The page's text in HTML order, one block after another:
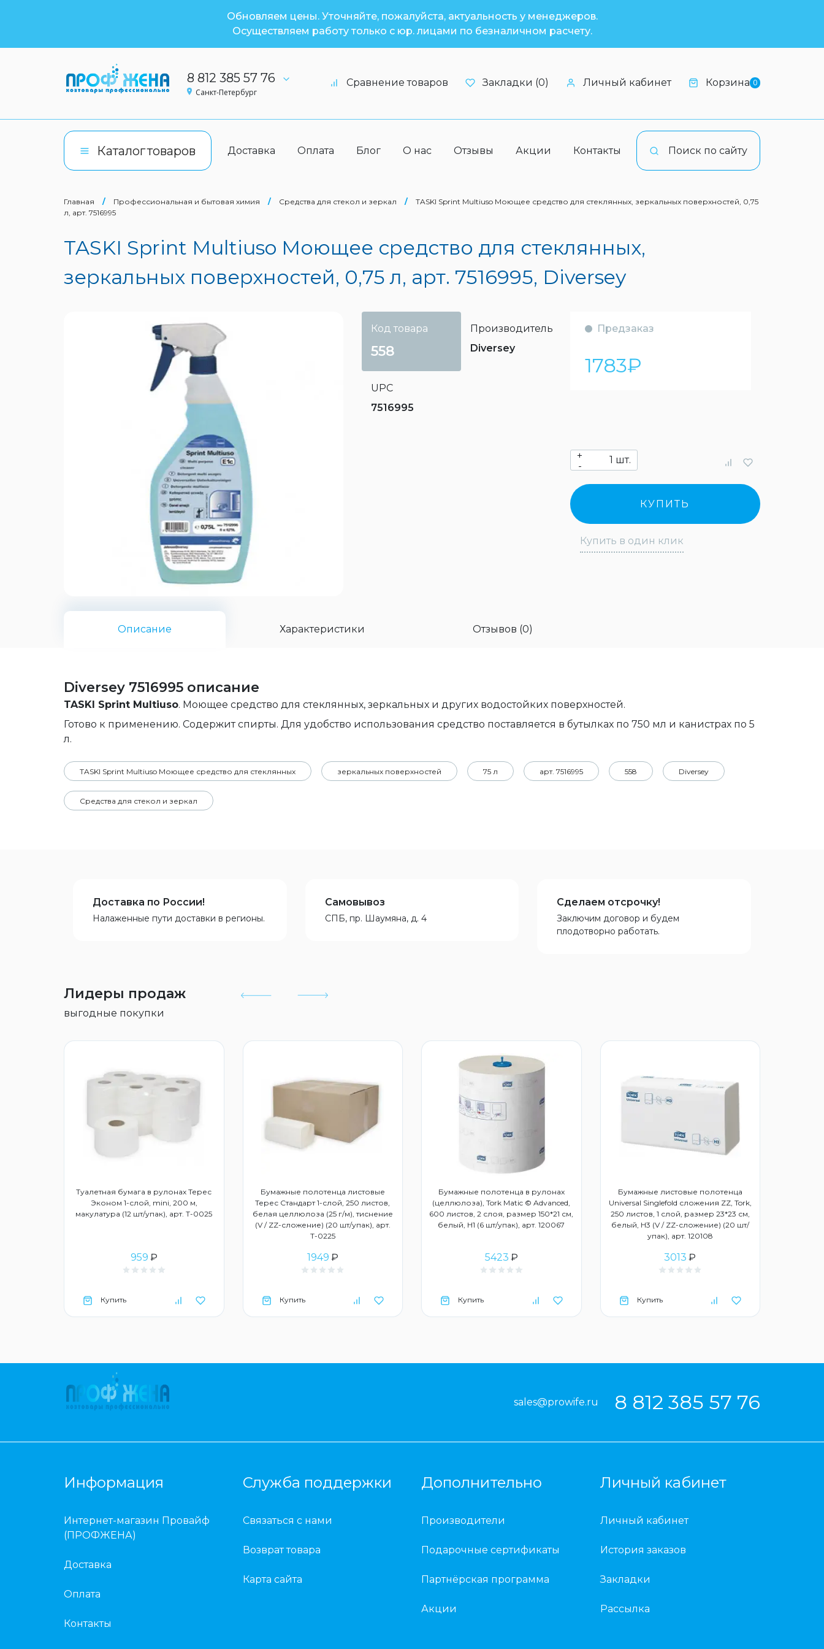
Обновляем цены. Уточняйте, пожалуйста, актуальность у менеджеров.
Осуществляем работу только с юр. лицами по безналичном расчету.
8 812 385 57 76
Санкт-Петербург
Сравнение товаров Закладки (0) Личный кабинет Корзина 0
Поиск по сайту
Каталогтоваров Доставка Оплата Блог О нас Отзывы Акции Контакты
Главная / Профессиональная и бытовая химия / Средства для стекол и зеркал /
TASKI Sprint Multiuso Моющее средство для стеклянных, зеркальных поверхностей, 0,75
л, арт. 7516995
TASKI Sprint Multiuso Моющее средство для стеклянных,
зеркальных поверхностей, 0,75 л, арт. 7516995, Diversey
Код товара
558
Производитель
Diversey
UPC
7516995
Предзаказ
1783₽
+
-
шт.
КУПИТЬ
Купить в один клик
Описание Характеристики Отзывов (0)
Diversey 7516995 описание
TASKI Sprint Multiuso. Моющее средство для стеклянных, зеркальных и других водостойких поверхностей.
Готово к применению. Содержит спирты. Для удобство использования средство поставляется в бутылках по 750 мл и канистрах по 5
л.
TASKI Sprint Multiuso Моющее средство для стеклянных зеркальных поверхностей 75 л арт. 7516995 558 Diversey
Средства для стекол и зеркал
Доставка по России!
Налаженные пути доставки в регионы.
Самовывоз
СПБ, пр. Шаумяна, д. 4
Сделаем отсрочку!
Заключим договор и будем
плодотворно работать.
Лидеры продаж
выгодные покупки
Туалетная бумага в рулонах Терес
Эконом 1-слой, mini, 200 м,
макулатура (12 шт/упак), арт. Т-0025
959 ₽
Купить
Бумажные полотенца листовые
Терес Стандарт 1-слой, 250 листов,
белая целлюлоза (25 г/м), тиснение
(V / ZZ-сложение) (20 шт/упак), арт.
Т-0225
1949 ₽
Купить
Бумажные полотенца в рулонах
(целлюлоза), Tork Matic © Advanced,
600 листов, 2 слоя, размер 150*21 см,
белый, Н1 (6 шт/упак), арт. 120067
5423 ₽
Купить
Бумажные листовые полотенца
Universal Singlefold сложения ZZ, Tork,
250 листов, 1 слой, размер 23*23 см,
белый, Н3 (V / ZZ-сложение) (20 шт/
упак), арт. 120108
3013 ₽
Купить
sales@prowife.ru 8 812 385 57 76
Информация
Интернет-магазин Провайф
(ПРОФЖЕНА)
Доставка
Оплата
Контакты
Служба поддержки
Связаться с нами
Возврат товара
Карта сайта
Дополнительно
Производители
Подарочные сертификаты
Партнёрская программа
Акции
Личный кабинет
Личный кабинет
История заказов
Закладки
Рассылка